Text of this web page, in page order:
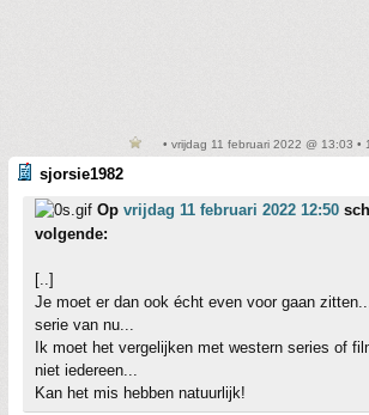
• vrijdag 11 februari 2022 @ 13:03 •
sjorsie1982
Op vrijdag 11 februari 2022 12:50
volgende:
[..]
Je moet er dan ook écht even voor gaan
serie van nu...
Ik moet het vergelijken met western series of
niet iedereen...
Kan het mis hebben natuurlijk!